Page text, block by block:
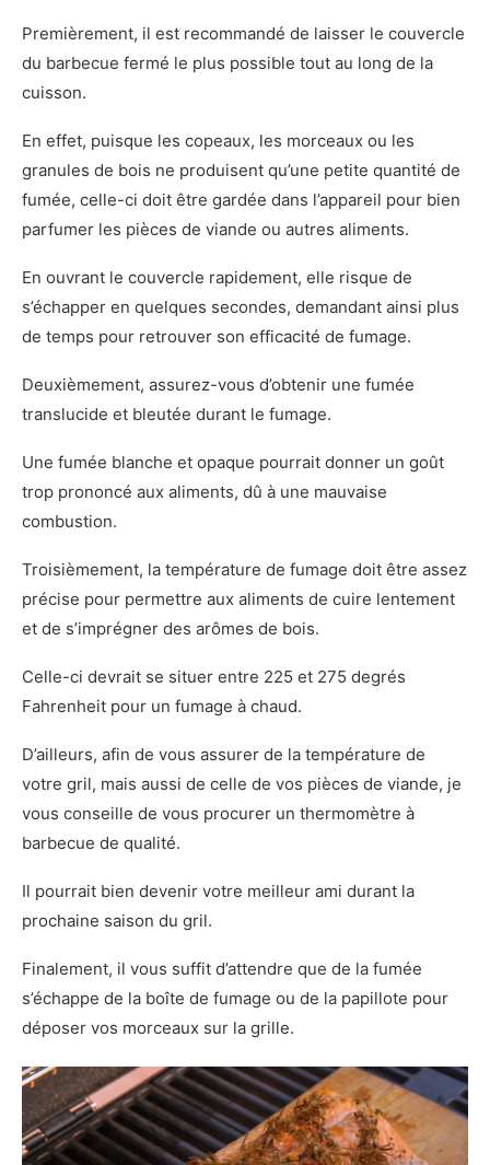
Premièrement, il est recommandé de laisser le couvercle
du barbecue fermé le plus possible tout au long de la
cuisson.
En effet, puisque les copeaux, les morceaux ou les
granules de bois ne produisent qu’une petite quantité de
fumée, celle-ci doit être gardée dans l’appareil pour bien
parfumer les pièces de viande ou autres aliments.
En ouvrant le couvercle rapidement, elle risque de
s’échapper en quelques secondes, demandant ainsi plus
de temps pour retrouver son efficacité de fumage.
Deuxièmement, assurez-vous d’obtenir une fumée
translucide et bleutée durant le fumage.
Une fumée blanche et opaque pourrait donner un goût
trop prononcé aux aliments, dû à une mauvaise
combustion.
Troisièmement, la température de fumage doit être assez
précise pour permettre aux aliments de cuire lentement
et de s’imprégner des arômes de bois.
Celle-ci devrait se situer entre 225 et 275 degrés
Fahrenheit pour un fumage à chaud.
D’ailleurs, afin de vous assurer de la température de
votre gril, mais aussi de celle de vos pièces de viande, je
vous conseille de vous procurer un thermomètre à
barbecue de qualité.
Il pourrait bien devenir votre meilleur ami durant la
prochaine saison du gril.
Finalement, il vous suffit d’attendre que de la fumée
s’échappe de la boîte de fumage ou de la papillote pour
déposer vos morceaux sur la grille.